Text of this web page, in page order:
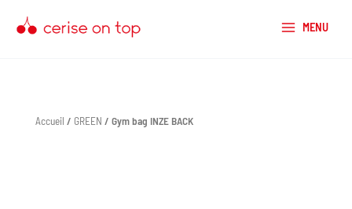
MENU
Accueil / GREEN / Gym bag INZE BACK